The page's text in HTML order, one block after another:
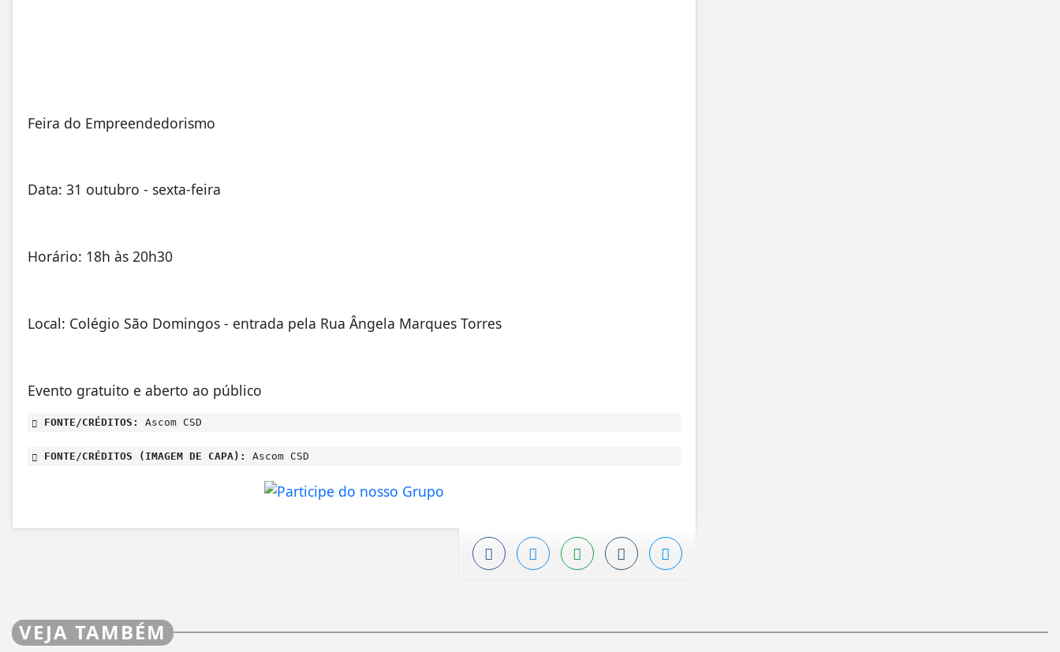
Feira do Empreendedorismo
Data: 31 outubro - sexta-feira
Horário: 18h às 20h30
Local: Colégio São Domingos - entrada pela Rua Ângela Marques Torres
Evento gratuito e aberto ao público
FONTE/CRÉDITOS: Ascom CSD
FONTE/CRÉDITOS (IMAGEM DE CAPA): Ascom CSD
VEJA TAMBÉM